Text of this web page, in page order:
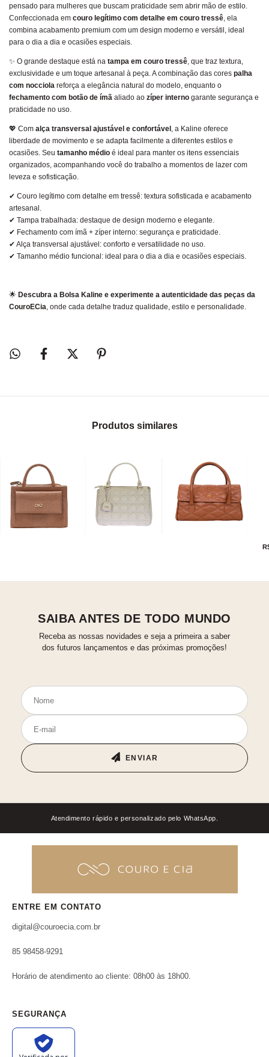
pensado para mulheres que buscam praticidade sem abrir mão de estilo.
Confeccionada em couro legítimo com detalhe em couro tressê, ela
combina acabamento premium com um design moderno e versátil, ideal
para o dia a dia e ocasiões especiais.
✨ O grande destaque está na tampa em couro tressê, que traz textura,
exclusividade e um toque artesanal à peça. A combinação das cores palha
com nocciola reforça a elegância natural do modelo, enquanto o
fechamento com botão de ímã aliado ao zíper interno garante segurança e
praticidade no uso.
💖 Com alça transversal ajustável e confortável , a Kaline oferece
liberdade de movimento e se adapta facilmente a diferentes estilos e
ocasiões. Seu tamanho médio é ideal para manter os itens essenciais
organizados, acompanhando você do trabalho a momentos de lazer com
leveza e sofisticação.
✔ Couro legítimo com detalhe em tressê: textura sofisticada e acabamento
artesanal.
✔ Tampa trabalhada: destaque de design moderno e elegante.
✔ Fechamento com ímã + zíper interno: segurança e praticidade.
✔ Alça transversal ajustável: conforto e versatilidade no uso.
✔ Tamanho médio funcional: ideal para o dia a dia e ocasiões especiais.
🌟 Descubra a Bolsa Kaline e experimente a autenticidade das peças da
CouroECia, onde cada detalhe traduz qualidade, estilo e personalidade.
Produtos similares
SAIBA ANTES DE TODO MUNDO
Receba as nossas novidades e seja a primeira a saber
dos futuros lançamentos e das próximas promoções!
ENVIAR
Atendimento rápido e personalizado pelo WhatsApp.
ENTRE EM CONTATO
digital@couroecia.com.br
85 98458-9291
Horário de atendimento ao cliente: 08h00 às 18h00.
SEGURANÇA